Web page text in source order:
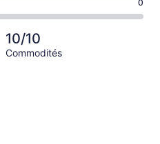
0
10/10
Commodités